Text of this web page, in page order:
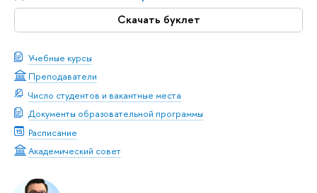
Скачать буклет
Учебные курсы
Преподаватели
Число студентов и вакантные места
Документы образовательной программы
Расписание
Академический совет